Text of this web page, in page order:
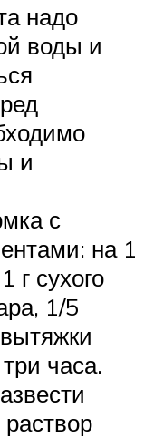
надо
воды и
и
с
на 1
г сухого
1/5
часа.